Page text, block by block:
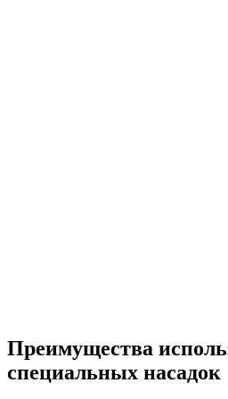
Преимущества
специальных насадок